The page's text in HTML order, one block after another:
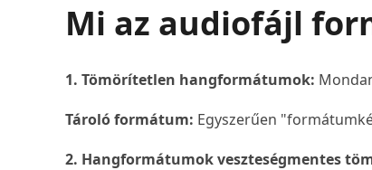
Mi az audiofájl
1. Tömörítetlen hangformátumok:
Tároló formátum: Egyszerűen
2. Hangformátumok veszteségmentes